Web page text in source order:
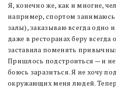
Я, конечно же, как и многие,
например, спортом занимаюсь
залы), заказываю всегда одно
даже в ресторанах беру
заставила поменять
Пришлось подстроиться — и не
боюсь заразиться. Я не хочу
окружающих меня людей.